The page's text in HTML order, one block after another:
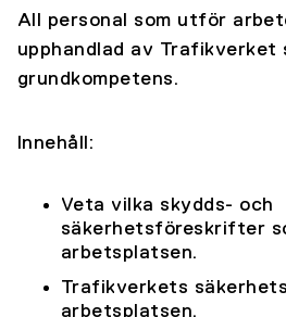
All personal som utför
upphandlad av Trafikverket
grundkompetens.
Innehåll:
Veta vilka skydds- och
säkerhetsföreskrifter
arbetsplatsen.
Trafikverkets
arbetsplatsen.